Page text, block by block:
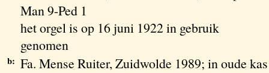
Man 9-Ped 1
het orgel is op 16 juni 1922 in gebruik
genomen
b: Fa. Mense Ruiter, Zuidwolde 1989; in oude kas